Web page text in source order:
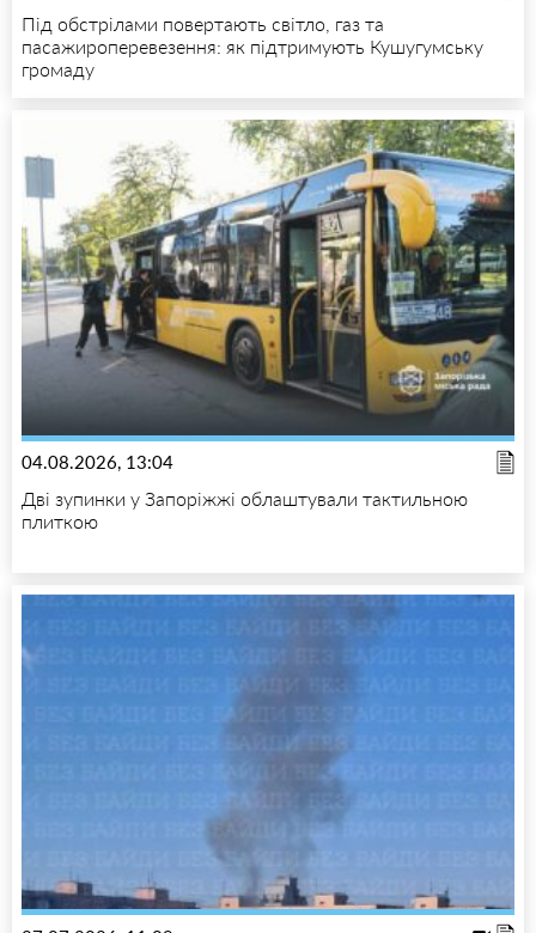
Під обстрілами повертають світло, газ та
пасажироперевезення: як підтримують Кушугумську
громаду
04.08.2026, 13:04
Дві зупинки у Запоріжжі облаштували тактильною
плиткою